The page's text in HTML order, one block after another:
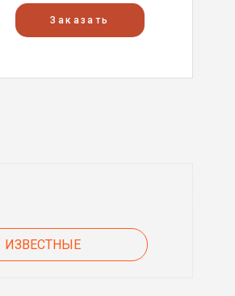
Заказать
ИЗВЕСТНЫЕ